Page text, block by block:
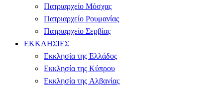
Πατριαρχείο Μόσχας
Πατριαρχείο Ρουμανίας
Πατριαρχείο Σερβίας
ΕΚΚΛΗΣΙΕΣ
Εκκλησία της Ελλάδος
Εκκλησία της Κύπρου
Εκκλησία της Αλβανίας